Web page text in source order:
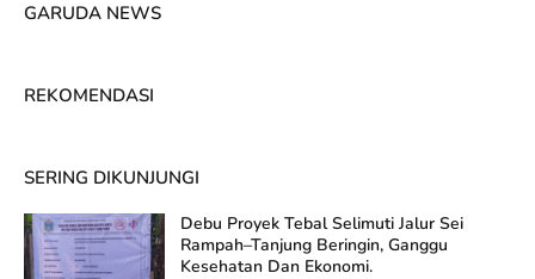
GARUDA NEWS
REKOMENDASI
SERING DIKUNJUNGI
Debu Proyek Tebal Selimuti Jalur Sei
Rampah–Tanjung Beringin, Ganggu
Kesehatan Dan Ekonomi.